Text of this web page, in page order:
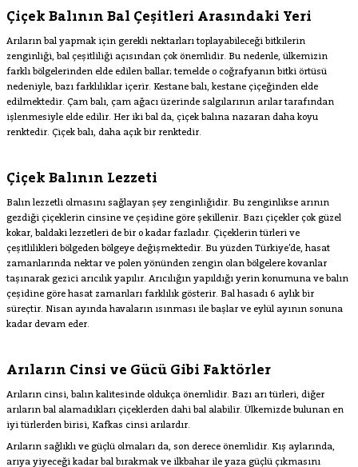
Çiçek Balının Bal Çeşitleri Arasındaki Yeri
Arıların bal yapmak için gerekli nektarları toplayabileceği bitkilerin
zenginliği, bal çeşitliliği açısından çok önemlidir. Bu nedenle, ülkemizin
farklı bölgelerinden elde edilen ballar; temelde o coğrafyanın bitki örtüsü
nedeniyle, bazı farklılıklar içerir. Kestane balı, kestane çiçeğinden elde
edilmektedir. Çam balı, çam ağacı üzerinde salgılarının arılar tarafından
işlenmesiyle elde edilir. Her iki bal da, çiçek balına nazaran daha koyu
renktedir. Çiçek balı, daha açık bir renktedir.
Çiçek Balının Lezzeti
Balın lezzetli olmasını sağlayan şey zenginliğidir. Bu zenginlikse arının
gezdiği çiçeklerin cinsine ve çeşidine göre şekillenir. Bazı çiçekler çok güzel
kokar, baldaki lezzetleri de bir o kadar fazladır. Çiçeklerin türleri ve
çeşitlilikleri bölgeden bölgeye değişmektedir. Bu yüzden Türkiye’de, hasat
zamanlarında nektar ve polen yönünden zengin olan bölgelere kovanlar
taşınarak gezici arıcılık yapılır. Arıcılığın yapıldığı yerin konumuna ve balın
çeşidine göre hasat zamanları farklılık gösterir. Bal hasadı 6 aylık bir
süreçtir. Nisan ayında havaların ısınması ile başlar ve eylül ayının sonuna
kadar devam eder.
Arıların Cinsi ve Gücü Gibi Faktörler
Arıların cinsi, balın kalitesinde oldukça önemlidir. Bazı arı türleri, diğer
arıların bal alamadıkları çiçeklerden dahi bal alabilir. Ülkemizde bulunan en
iyi türlerden birisi, Kafkas cinsi arılardır.
Arıların sağlıklı ve güçlü olmaları da, son derece önemlidir. Kış aylarında,
arıya yiyeceği kadar bal bırakmak ve ilkbahar ile yaza güçlü çıkmasını